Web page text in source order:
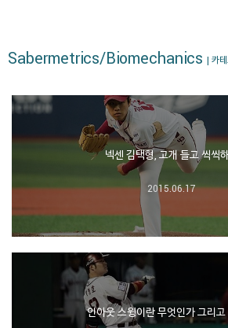
Sabermetrics/Biomechanics | 카
넥센 김택형, 고개 들고 씩씩
2015.06.17
인아웃 스윙이란 무엇인가 그리